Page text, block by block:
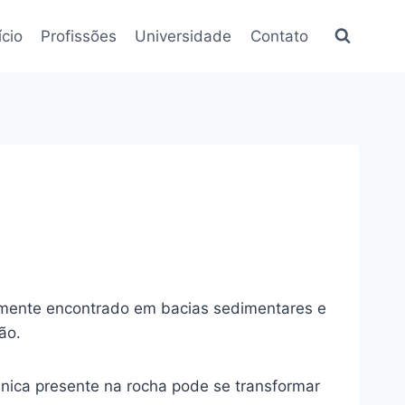
Profissões Universidade Contato
encontrado em bacias sedimentares e
presente na rocha pode se transformar